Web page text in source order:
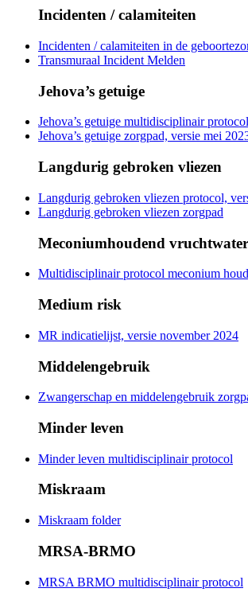
Incidenten / calamiteiten
Incidenten / calamiteiten in de
Transmuraal Incident Melden
Jehova’s getuige
Jehova’s getuige multidisciplinair protocol
Jehova’s getuige zorgpad, versie mei
Langdurig gebroken vliezen
Langdurig gebroken vliezen protocol,
Langdurig gebroken vliezen zorgpad
Meconiumhoudend vruchtwater
Multidisciplinair protocol meconium
Medium risk
MR indicatielijst, versie november 2024
Middelengebruik
Zwangerschap en middelengebruik
Minder leven
Minder leven multidisciplinair protocol
Miskraam
Miskraam folder
MRSA-BRMO
MRSA BRMO multidisciplinair protocol